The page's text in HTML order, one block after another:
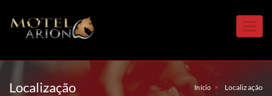
Localização Início Localização